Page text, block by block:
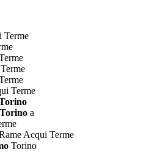
Terme
Terme
a
Acqui Terme
Torino